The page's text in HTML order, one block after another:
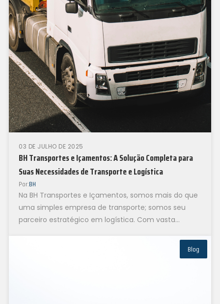
BH Transportes e Içamentos: A Solução Completa para
Suas Necessidades de Transporte e Logística
03 DE JULHO DE 2025
Por:BH
Na BH Transportes e Içamentos, somos mais do que
uma simples empresa de transporte; somos seu
parceiro estratégico em logística. Com vasta
Blog